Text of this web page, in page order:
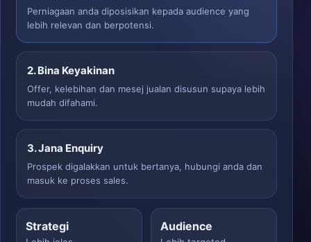
Perniagaan anda diposisikan kepada audience yang
lebih relevan dan berpotensi.
2. Bina Keyakinan
Offer, kelebihan dan mesej jualan disusun supaya lebih
mudah difahami.
3. Jana Enquiry
Prospek digalakkan untuk bertanya, hubungi anda dan
masuk ke proses sales.
Strategi Audience